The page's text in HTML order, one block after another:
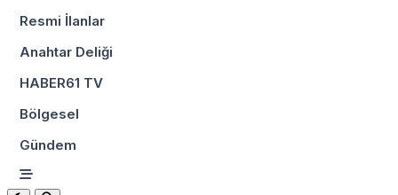
Resmi İlanlar
Anahtar Deliği
HABER61 TV
Bölgesel
Gündem